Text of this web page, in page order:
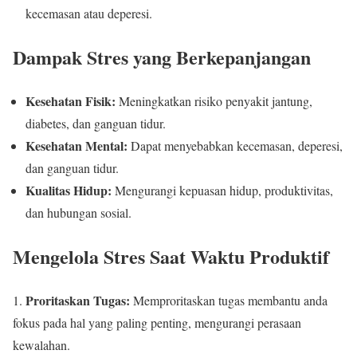
kecemasan atau deperesi.
Dampak Stres yang Berkepanjangan
Kesehatan Fisik: Meningkatkan risiko penyakit jantung,
diabetes, dan ganguan tidur.
Kesehatan Mental: Dapat menyebabkan kecemasan, deperesi,
dan ganguan tidur.
Kualitas Hidup: Mengurangi kepuasan hidup, produktivitas,
dan hubungan sosial.
Mengelola Stres Saat Waktu Produktif
1. Proritaskan Tugas: Memproritaskan tugas membantu anda
fokus pada hal yang paling penting, mengurangi perasaan
kewalahan.